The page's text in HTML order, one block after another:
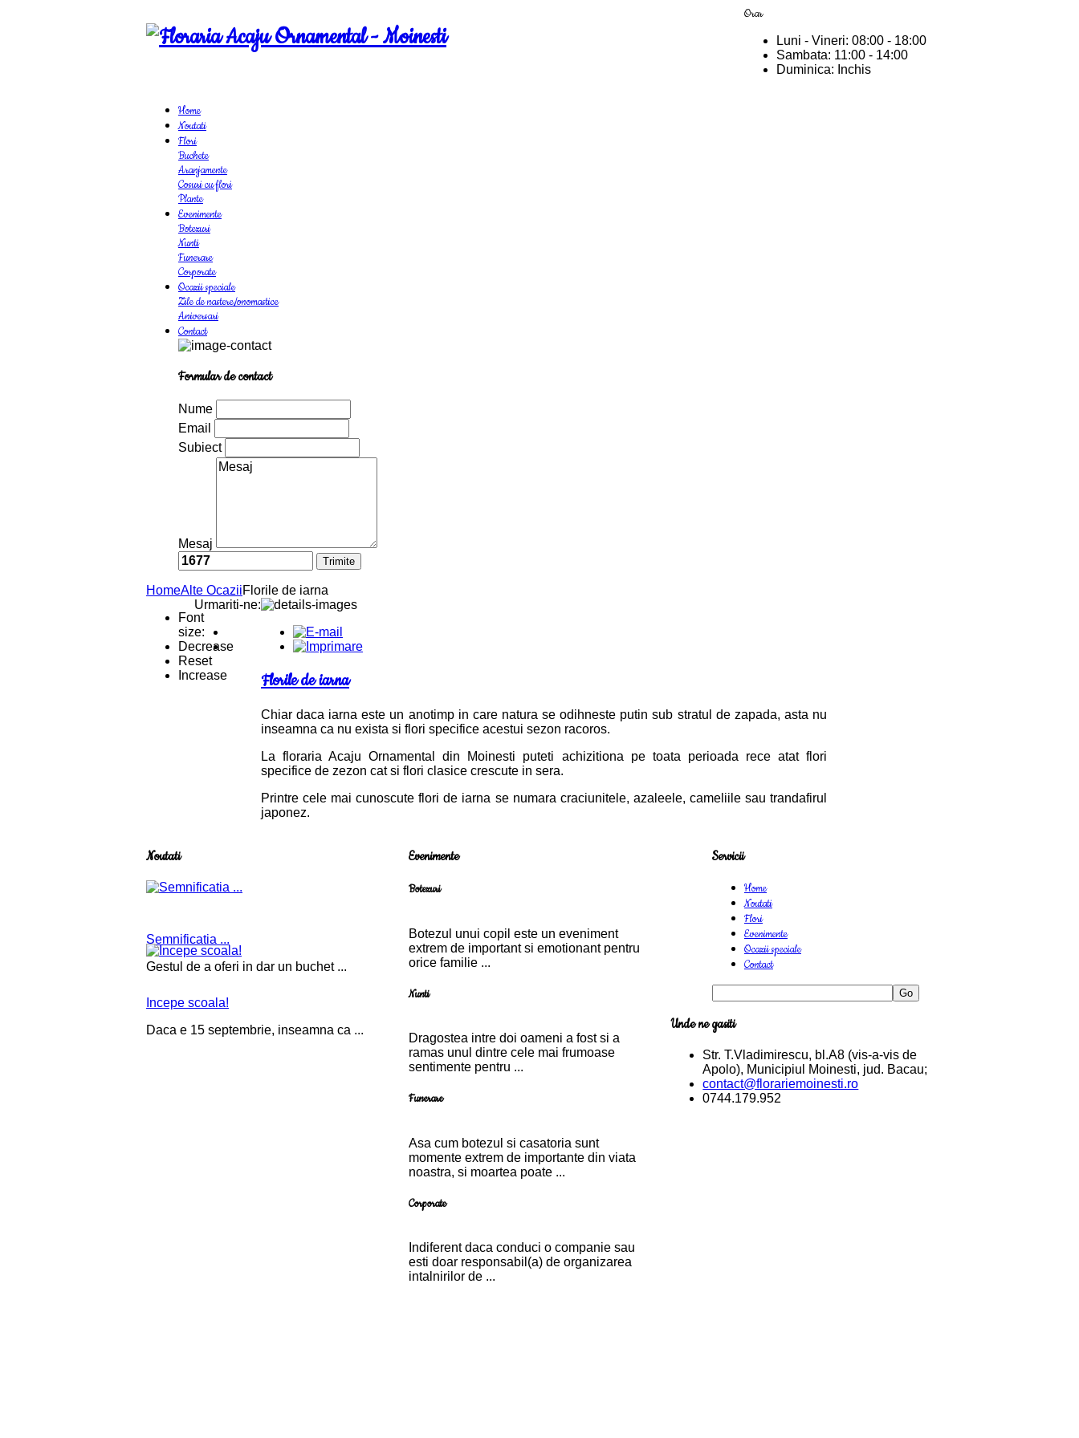
Orar
Luni - Vineri: 08:00 - 18:00
Sambata: 11:00 - 14:00
Duminica: Inchis
Home
Noutati
Flori
Buchete
Aranjamente
Cosuri cu flori
Plante
Evenimente
Botezuri
Nunti
Funerare
Corporate
Ocazii speciale
Zile de nastere/onomastice
Aniversari
Contact
Formular de contact
Nume
Email
Subiect
Mesaj
HomeAlte OcaziiFlorile de iarna
Font
size:
Decrease
Reset
Increase
Urmariti-ne:
Florile de iarna
Chiar daca iarna este un anotimp in care natura se odihneste putin sub stratul de zapada, asta nu
inseamna ca nu exista si flori specifice acestui sezon racoros.
La floraria Acaju Ornamental din Moinesti puteti achizitiona pe toata perioada rece atat flori
specifice de zezon cat si flori clasice crescute in sera.
Printre cele mai cunoscute flori de iarna se numara craciunitele, azaleele, cameliile sau trandafirul
japonez.
Servicii
Home
Noutati
Flori
Evenimente
Ocazii speciale
Contact
Go
Noutati
Semnificatia ...
Gestul de a oferi in dar un buchet ...
Incepe scoala!
Daca e 15 septembrie, inseamna ca ...
Evenimente
Botezuri
Botezul unui copil este un eveniment
extrem de important si emotionant pentru
orice familie ...
Nunti
Dragostea intre doi oameni a fost si a
ramas unul dintre cele mai frumoase
sentimente pentru ...
Funerare
Asa cum botezul si casatoria sunt
momente extrem de importante din viata
noastra, si moartea poate ...
Corporate
Indiferent daca conduci o companie sau
esti doar responsabil(a) de organizarea
intalnirilor de ...
Unde ne gasiti
Str. T.Vladimirescu, bl.A8 (vis-a-vis de
Apolo), Municipiul Moinesti, jud. Bacau;
contact@florariemoinesti.ro
0744.179.952